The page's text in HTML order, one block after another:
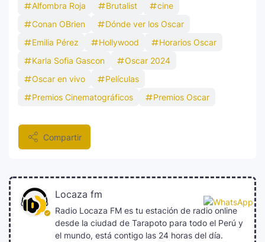
Alfombra Roja Brutalist
cine
Conan OBrien
Dónde ver los Oscar
Emilia Pérez
Hollywood
Horarios Oscar
Karla Sofia Gascon
Oscar 2024
Oscar en vivo
Películas
Premios Cinematográficos
Premios Oscar
Compartir
Locaza fm
Radio Locaza FM es tu estación de radio online
desde la ciudad de Tarapoto para todo el Perú y
el mundo, está contigo las 24 horas del día.